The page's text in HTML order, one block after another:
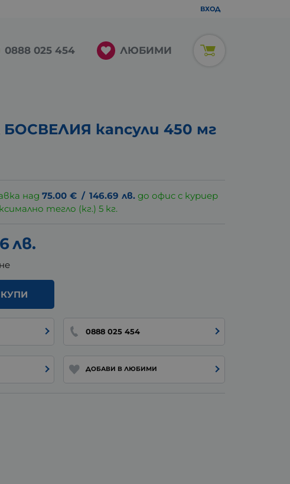
ВХОД
0888 025 454 ЛЮБИМИ
капсули 450 мг
над75.00 € / 146.69 лв. до офис с куриер
тегло (кг.) 5 кг.
лв.
КУПИ
0888 025 454
ДОБАВИ В ЛЮБИМИ